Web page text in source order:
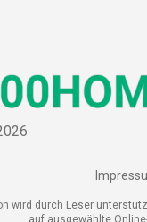
wird durch Leser